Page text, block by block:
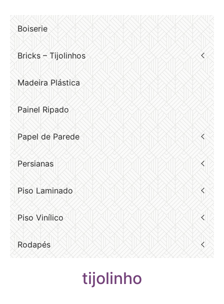
Boiserie
Bricks – Tijolinhos
Madeira Plástica
Painel Ripado
Papel de Parede
Persianas
Piso Laminado
Piso Vinílico
Rodapés
tijolinho